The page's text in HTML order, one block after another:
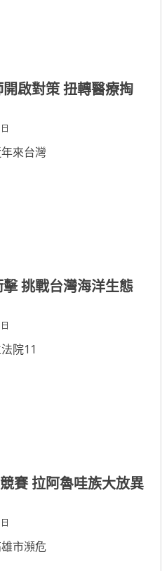
啟對策 扭轉醫療掏
來台灣
挑戰台灣海洋生態
院11
賽 拉阿魯哇族大放異
市瀕危